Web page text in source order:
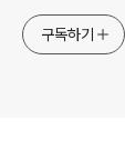
구독하기